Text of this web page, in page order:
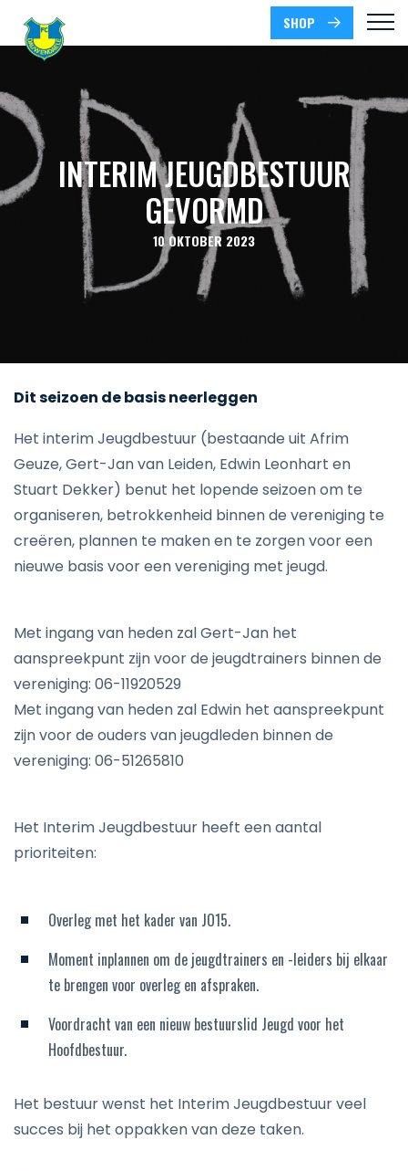
SHOP
INTERIM JEUGDBESTUUR
GEVORMD
10 OKTOBER 2023
Dit seizoen de basis neerleggen
Het interim Jeugdbestuur (bestaande uit Afrim
Geuze, Gert-Jan van Leiden, Edwin Leonhart en
Stuart Dekker) benut het lopende seizoen om te
organiseren, betrokkenheid binnen de vereniging te
creëren, plannen te maken en te zorgen voor een
nieuwe basis voor een vereniging met jeugd.
Met ingang van heden zal Gert-Jan het
aanspreekpunt zijn voor de jeugdtrainers binnen de
vereniging: 06-11920529
Met ingang van heden zal Edwin het aanspreekpunt
zijn voor de ouders van jeugdleden binnen de
vereniging: 06-51265810
Het Interim Jeugdbestuur heeft een aantal
prioriteiten:
Overleg met het kader van JO15.
Moment inplannen om de jeugdtrainers en -leiders bij elkaar
te brengen voor overleg en afspraken.
Voordracht van een nieuw bestuurslid Jeugd voor het
Hoofdbestuur.
Het bestuur wenst het Interim Jeugdbestuur veel
succes bij het oppakken van deze taken.